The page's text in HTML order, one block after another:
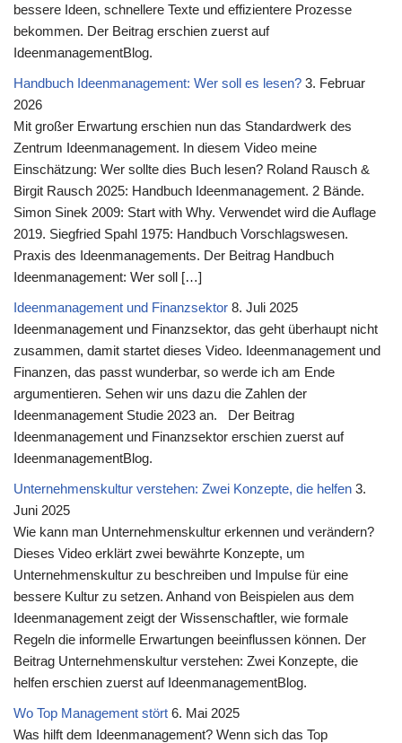
bessere Ideen, schnellere Texte und effizientere Prozesse
bekommen. Der Beitrag erschien zuerst auf
IdeenmanagementBlog.
Handbuch Ideenmanagement: Wer soll es lesen? 3. Februar
2026
Mit großer Erwartung erschien nun das Standardwerk des
Zentrum Ideenmanagement. In diesem Video meine
Einschätzung: Wer sollte dies Buch lesen? Roland Rausch &
Birgit Rausch 2025: Handbuch Ideenmanagement. 2 Bände.
Simon Sinek 2009: Start with Why. Verwendet wird die Auflage
2019. Siegfried Spahl 1975: Handbuch Vorschlagswesen.
Praxis des Ideenmanagements. Der Beitrag Handbuch
Ideenmanagement: Wer soll […]
Ideenmanagement und Finanzsektor 8. Juli 2025
Ideenmanagement und Finanzsektor, das geht überhaupt nicht
zusammen, damit startet dieses Video. Ideenmanagement und
Finanzen, das passt wunderbar, so werde ich am Ende
argumentieren. Sehen wir uns dazu die Zahlen der
Ideenmanagement Studie 2023 an. Der Beitrag
Ideenmanagement und Finanzsektor erschien zuerst auf
IdeenmanagementBlog.
Unternehmenskultur verstehen: Zwei Konzepte, die helfen 3.
Juni 2025
Wie kann man Unternehmenskultur erkennen und verändern?
Dieses Video erklärt zwei bewährte Konzepte, um
Unternehmenskultur zu beschreiben und Impulse für eine
bessere Kultur zu setzen. Anhand von Beispielen aus dem
Ideenmanagement zeigt der Wissenschaftler, wie formale
Regeln die informelle Erwartungen beeinflussen können. Der
Beitrag Unternehmenskultur verstehen: Zwei Konzepte, die
helfen erschien zuerst auf IdeenmanagementBlog.
Wo Top Management stört 6. Mai 2025
Was hilft dem Ideenmanagement? Wenn sich das Top